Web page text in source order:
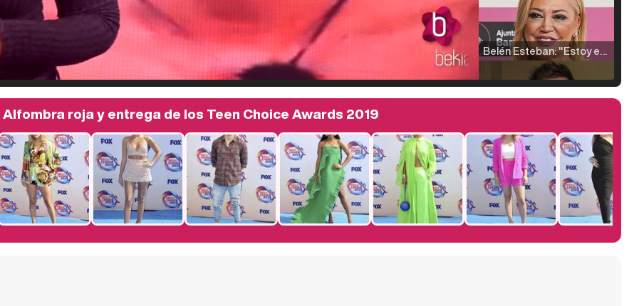
Belén Esteban: "Estoy emocionada, muy contenta y muy feliz por llegar a RTVE"
Manu Baqueiro: "Tuve como referente a Bruce Willis en 'Luz de Luna' para mi trabajo en la serie 'Perdiendo el juicio'"
Magdalena de Suecia responde a las críticas y explica por qué le han permitido lanzar su propio negocio
Alfombra roja y entrega de los Teen Choice Awards 2019